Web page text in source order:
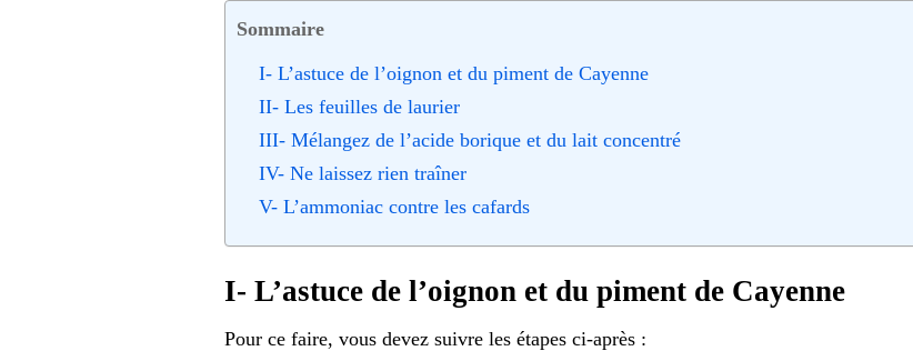
Sommaire
I- L’astuce de l’oignon et du piment de Cayenne
II- Les feuilles de laurier
III- Mélangez de l’acide borique et du lait concentré
IV- Ne laissez rien traîner
V- L’ammoniac contre les cafards
I- L’astuce de l’oignon et du piment de Cayenne
Pour ce faire, vous devez suivre les étapes ci-après :